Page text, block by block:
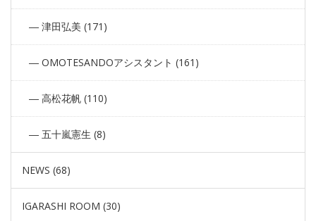
津田弘美 (171)
OMOTESANDOアシスタント (161)
高松花帆 (110)
五十嵐憲生 (8)
NEWS (68)
IGARASHI ROOM (30)